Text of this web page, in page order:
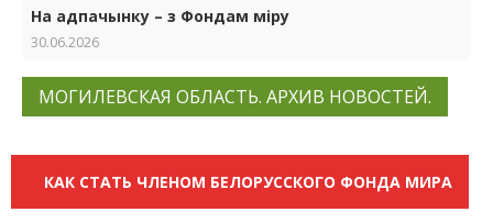
На адпачынку – з Фондам міру
30.06.2026
МОГИЛЕВСКАЯ ОБЛАСТЬ. АРХИВ НОВОСТЕЙ.
КАК СТАТЬ ЧЛЕНОМ БЕЛОРУССКОГО ФОНДА МИРА